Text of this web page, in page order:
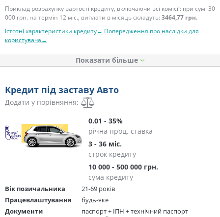
Приклад розрахунку вартості кредиту, включаючи всі комісії: при сумі 30
000 грн. на термін 12 міс., виплати в місяць складуть: 3464,77 грн.
Істотні характеристики кредиту→ Попередження про наслідки для
користувача→
Показати
Кредит під заставу Авто
Додати у порівняння:
0.01 - 35%
річна проц. ставка
3 - 36 міс.
строк кредиту
10 000 - 500 000 грн.
сума кредиту
Вік позичальника
21-69 років
Працевлаштування
будь-яке
Документи
паспорт + ІПН + технічний паспорт